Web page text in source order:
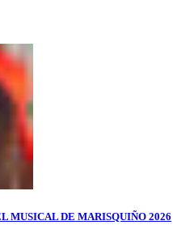
MUSICAL DE MARISQUIÑO 2026